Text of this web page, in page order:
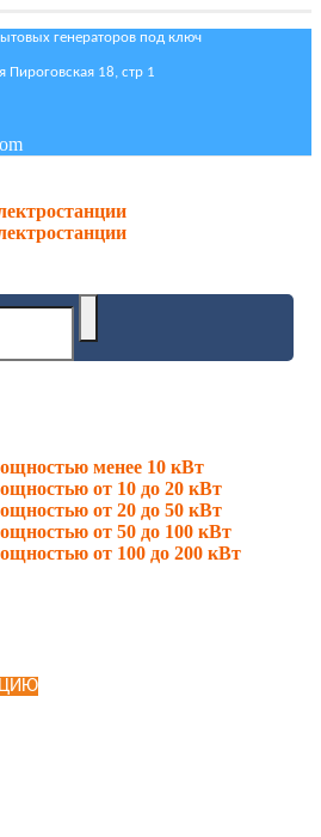
генераторов под ключ
Пироговская 18, стр 1
менее 10 кВт
от 10 до 20 кВт
от 20 до 50 кВт
от 50 до 100 кВт
от 100 до 200 кВт